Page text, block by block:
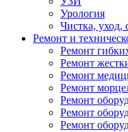
Урология
Чистка, уход,
Ремонт и
Ремонт
Ремонт
Ремонт
Ремонт
Ремонт
Ремонт
Ремонт